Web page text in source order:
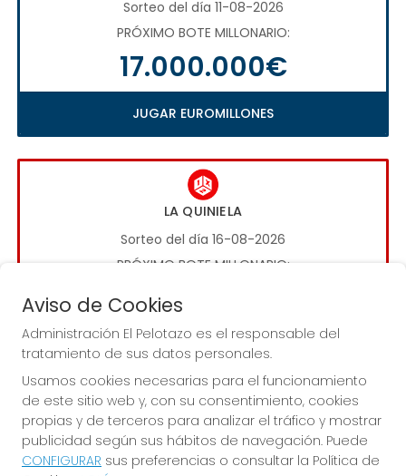
Sorteo del día 11-08-2026
PRÓXIMO BOTE MILLONARIO:
17.000.000€
JUGAR EUROMILLONES
LA QUINIELA
Sorteo del día 16-08-2026
PRÓXIMO BOTE MILLONARIO:
1.000.000€
JUGAR LA QUINIELA
Aviso de Cookies
Administración El Pelotazo es el responsable del
tratamiento de sus datos personales.
Usamos cookies necesarias para el funcionamiento
de este sitio web y, con su consentimiento, cookies
propias y de terceros para analizar el tráfico y mostrar
publicidad según sus hábitos de navegación. Puede
CONFIGURAR sus preferencias o consultar la Política de